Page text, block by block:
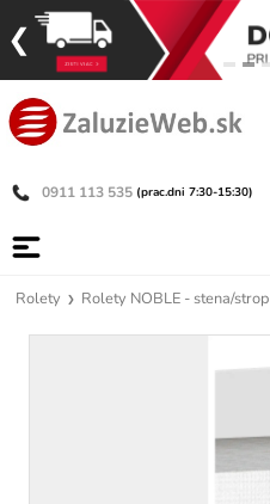
0911 113 535 (prac.dni 7:30-15:30)
Rolety Rolety NOBLE - stena/strop